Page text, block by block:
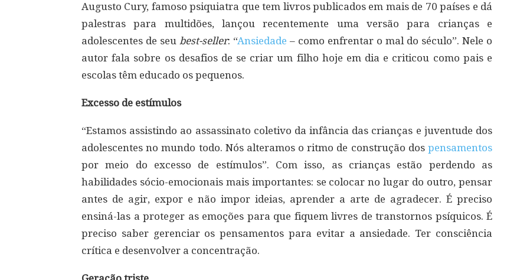
Augusto Cury, famoso psiquiatra que tem livros publicados em mais de 70 países e dá
palestras para multidões, lançou recentemente uma versão para crianças e
adolescentes de seu best-seller: “Ansiedade – como enfrentar o mal do século”. Nele o
autor fala sobre os desafios de se criar um filho hoje em dia e criticou como pais e
escolas têm educado os pequenos.
Excesso de estímulos
“Estamos assistindo ao assassinato coletivo da infância das crianças e juventude dos
adolescentes no mundo todo. Nós alteramos o ritmo de construção dos pensamentos
por meio do excesso de estímulos”. Com isso, as crianças estão perdendo as
habilidades sócio-emocionais mais importantes: se colocar no lugar do outro, pensar
antes de agir, expor e não impor ideias, aprender a arte de agradecer. É preciso
ensiná-las a proteger as emoções para que fiquem livres de transtornos psíquicos. É
preciso saber gerenciar os pensamentos para evitar a ansiedade. Ter consciência
crítica e desenvolver a concentração.